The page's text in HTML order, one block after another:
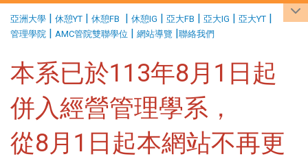
亞洲大學 | 休憩YT | 休憩FB | 休憩IG | 亞大FB | 亞大IG | 亞大YT |
管理學院 | AMC管院雙聯學位 | 網站導覽 |聯絡我們
本系已於113年8月1日起
併入經營管理學系，
從8月1日起本網站不再更